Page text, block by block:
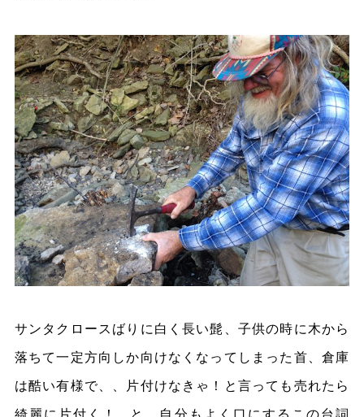
サンタクロースばりに白く長い髭、子供の時に木から
落ちて一定方向しか向けなくなってしまった首、倉庫
は酷い有様で、、片付けなきゃ！と言っても売れたら
綺麗に片付く！...と。自分もよく口にするこの台詞